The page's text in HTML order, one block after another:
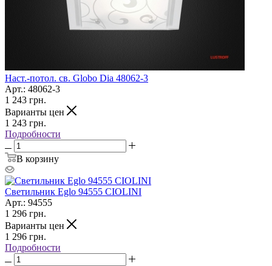
Наст.-потол. св. Globo Dia 48062-3
Арт.: 48062-3
1 243 грн.
Варианты цен
1 243 грн.
Подробности
В корзину
Светильник Eglo 94555 CIOLINI
Арт.: 94555
1 296 грн.
Варианты цен
1 296 грн.
Подробности